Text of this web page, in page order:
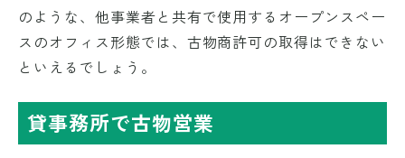
のような、他事業者と共有で使用するオープンスペー
スのオフィス形態では、古物商許可の取得はできない
といえるでしょう。
貸事務所で古物営業